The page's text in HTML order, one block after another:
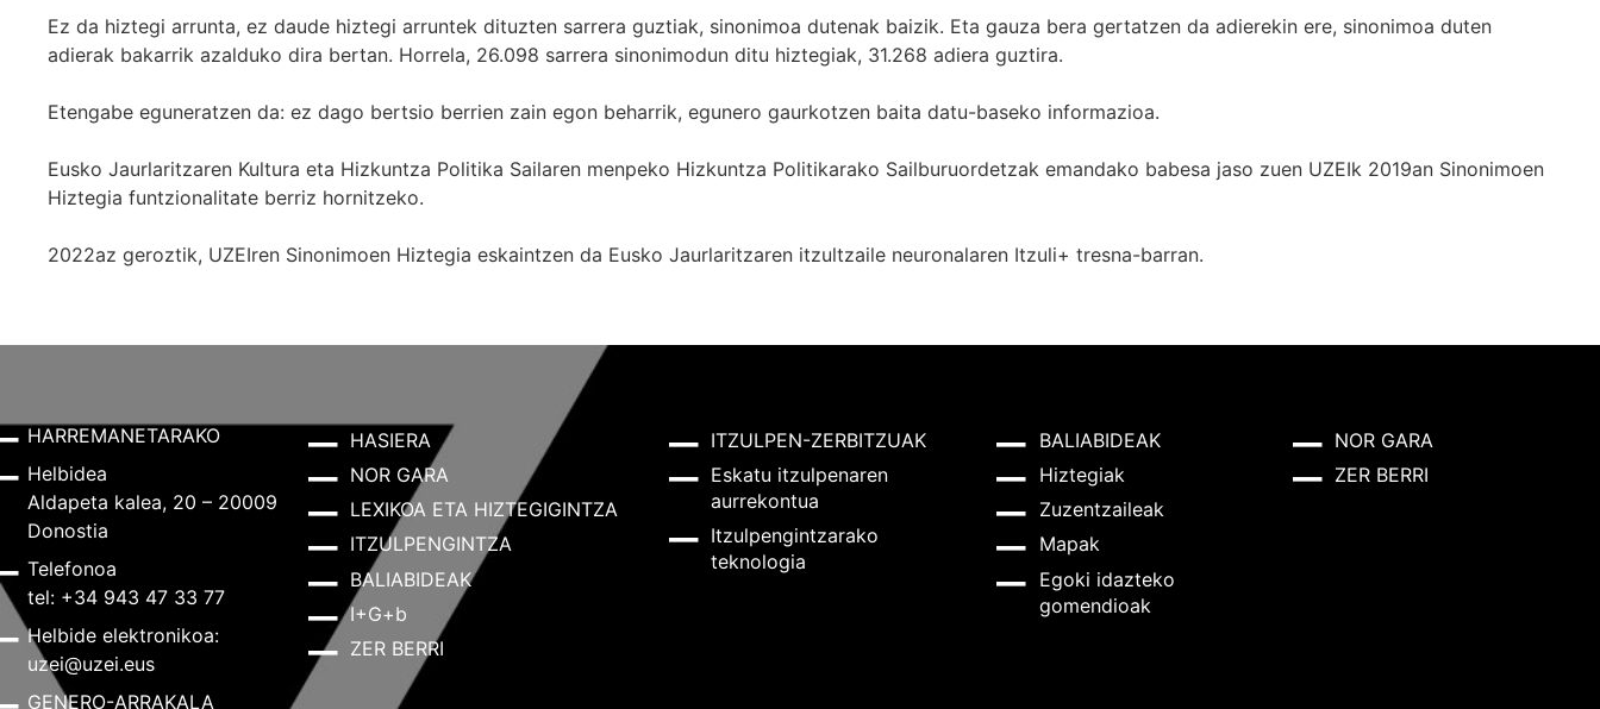
Ez da hiztegi arrunta, ez daude hiztegi arruntek dituzten sarrera guztiak, sinonimoa dutenak baizik. Eta gauza bera gertatzen da adierekin ere, sinonimoa duten
adierak bakarrik azalduko dira bertan. Horrela, 26.098 sarrera sinonimodun ditu hiztegiak, 31.268 adiera guztira.
Etengabe eguneratzen da: ez dago bertsio berrien zain egon beharrik, egunero gaurkotzen baita datu-baseko informazioa.
Eusko Jaurlaritzaren Kultura eta Hizkuntza Politika Sailaren menpeko Hizkuntza Politikarako Sailburuordetzak emandako babesa jaso zuen UZEIk 2019an Sinonimoen
Hiztegia funtzionalitate berriz hornitzeko.
2022az geroztik, UZEIren Sinonimoen Hiztegia eskaintzen da Eusko Jaurlaritzaren itzultzaile neuronalaren Itzuli+ tresna-barran.
HARREMANETARAKO
Helbidea
Aldapeta kalea, 20 – 20009
Donostia
Telefonoa
tel: +34 943 47 33 77
Helbide elektronikoa:
uzei@uzei.eus
GENERO-ARRAKALA
HASIERA
NOR GARA
LEXIKOA ETA HIZTEGIGINTZA
ITZULPENGINTZA
BALIABIDEAK
I+G+b
ZER BERRI
ITZULPEN-ZERBITZUAK
Eskatu itzulpenaren
aurrekontua
Itzulpengintzarako
teknologia
BALIABIDEAK
Hiztegiak
Zuzentzaileak
Mapak
Egoki idazteko
gomendioak
NOR GARA
ZER BERRI